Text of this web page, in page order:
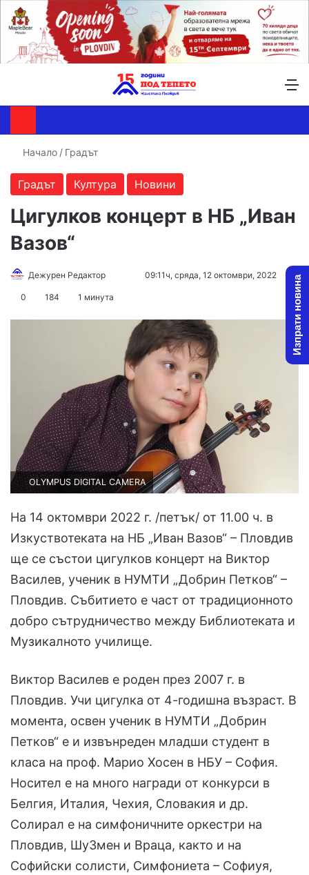
Начало / Градът
Градът Култура Новини
Цигулков концерт в НБ „Иван
Вазов“
Дежурен Редактор
Send09:11ч, сряда, 12 октомври, 2022
0 184 1 минута
OLYMPUS DIGITAL CAMERA
На 14 октомври 2022 г. /петък/ от 11.00 ч. в
Изкуствотеката на НБ „Иван Вазов“ – Пловдив
ще се състои цигулков концерт на Виктор
Василев, ученик в НУМТИ „Добрин Петков“ –
Пловдив. Събитието е част от традиционното
добро сътрудничество между Библиотеката и
Музикалното училище.
Виктор Василев е роден през 2007 г. в
Пловдив. Учи цигулка от 4-годишна възраст. В
момента, освен ученик в НУМТИ „Добрин
Петков“ е и извънреден младши студент в
класа на проф. Марио Хосен в НБУ – София.
Носител е на много награди от конкурси в
Белгия, Италия, Чехия, Словакия и др.
Солирал е на симфоничните оркестри на
Пловдив, Шу3мен и Враца, както и на
Софийски солисти, Симфониета – Софиуя,
Изпрати новина